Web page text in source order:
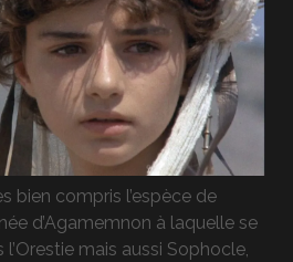
bien compris l’espèce de
d’Agamemnon à laquelle se
mais aussi Sophocle,